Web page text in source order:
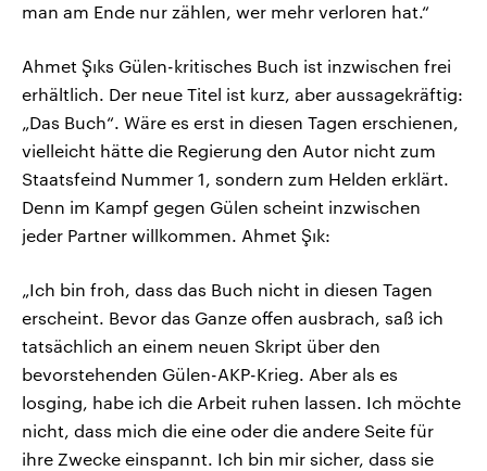
man am Ende nur zählen, wer mehr verloren hat.“
Ahmet Şıks Gülen-kritisches Buch ist inzwischen frei
erhältlich. Der neue Titel ist kurz, aber aussagekräftig:
„Das Buch“. Wäre es erst in diesen Tagen erschienen,
vielleicht hätte die Regierung den Autor nicht zum
Staatsfeind Nummer 1, sondern zum Helden erklärt.
Denn im Kampf gegen Gülen scheint inzwischen
jeder Partner willkommen. Ahmet Şık:
„Ich bin froh, dass das Buch nicht in diesen Tagen
erscheint. Bevor das Ganze offen ausbrach, saß ich
tatsächlich an einem neuen Skript über den
bevorstehenden Gülen-AKP-Krieg. Aber als es
losging, habe ich die Arbeit ruhen lassen. Ich möchte
nicht, dass mich die eine oder die andere Seite für
ihre Zwecke einspannt. Ich bin mir sicher, dass sie